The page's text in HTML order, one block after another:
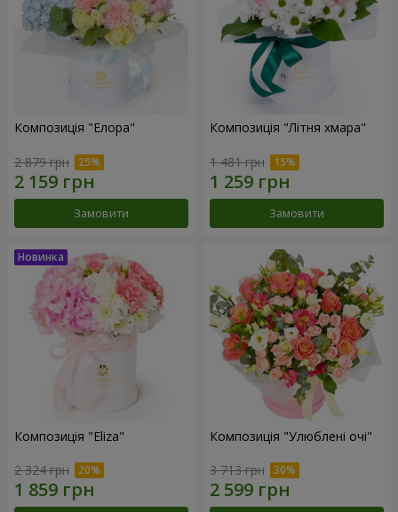
Композиція "Елора"
2 879 грн
Замовити
Композиція "Літня хмара"
1 481 грн
Замовити
Композиція "Eliza"
2 324 грн
Композиція "Улюблені очі"
3 713 грн